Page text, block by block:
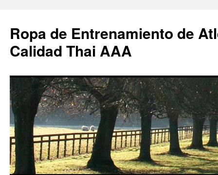
Ropa de Entrenamiento de
Calidad Thai AAA